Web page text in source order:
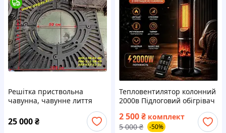
Решітка приствольна
чавунна, чавунне лиття
25 000₴
Тепловентилятор колонний
2000в Підлоговий обігрівач
з ефектом каміна з пультом
ДК електрообігрівач з
таймером для кімнати
2 500₴ комплект
5 000 ₴ -50%